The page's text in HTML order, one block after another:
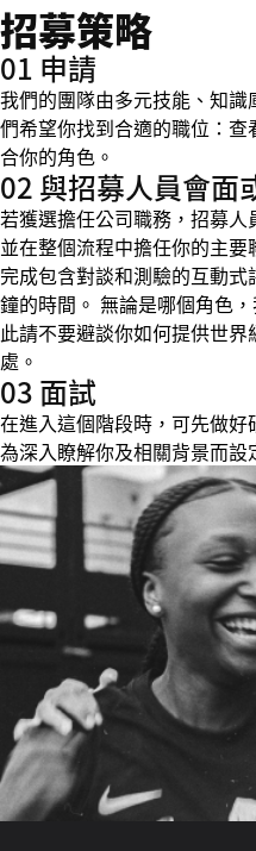
招募策略
01 申請
我們的團隊由多元技能、知
們希望你找到合適的職位：
合你的角色。
02 與招募人員會面
若獲選擔任公司職務，招募人
並在整個流程中擔任你的主
完成包含對談和測驗的互動
鐘的時間。 無論是哪個角色
此請不要避談你如何提供世
處。
03 面試
在進入這個階段時，可先做
為深入瞭解你及相關背景而設